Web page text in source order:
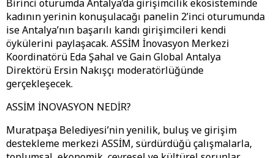
Birinci oturumda Antalya’da girişimcilik ekosisteminde
kadının yerinin konuşulacağı panelin 2’inci oturumunda
ise Antalya’nın başarılı kandı girişimcileri kendi
öykülerini paylaşacak. ASSİM İnovasyon Merkezi
Koordinatörü Eda Şahal ve Gain Global Antalya
Direktörü Ersin Nakışçı moderatörlüğünde
gerçekleşecek.
ASSİM İNOVASYON NEDİR?
Muratpaşa Belediyesi’nin yenilik, buluş ve girişim
destekleme merkezi ASSİM, sürdürdüğü çalışmalarla,